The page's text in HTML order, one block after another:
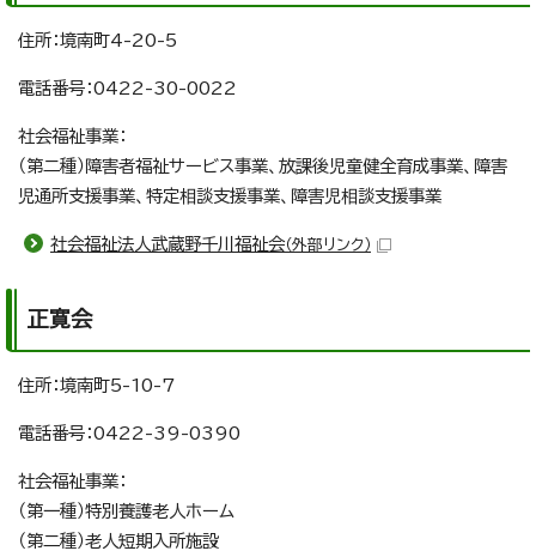
住所：境南町4-20-5
電話番号：0422-30-0022
社会福祉事業：
（第二種）障害者福祉サービス事業、放課後児童健全育成事業、障害
児通所支援事業、特定相談支援事業、障害児相談支援事業
社会福祉法人武蔵野千川福祉会（外部リンク）
正寛会
住所：境南町5-10-7
電話番号：0422-39-0390
社会福祉事業：
（第一種）特別養護老人ホーム
（第二種）老人短期入所施設